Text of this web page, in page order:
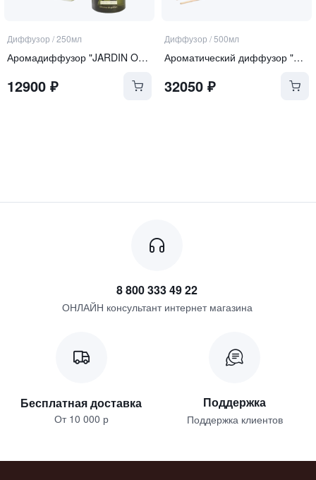
Диффузор /250мл
Аромадиффузор "JARDIN ORIENT"
12900 ₽
Диффузор /500мл
Ароматический диффузор "Zanzibar"
32050₽
8 800 333 49 22
ОНЛАЙН консультант интернет магазина
Бесплатная доставка
От 10 000 р
Поддержка
Поддержка клиентов